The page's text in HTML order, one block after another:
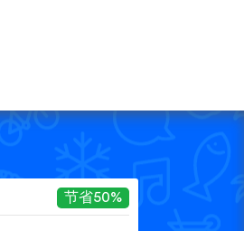
节省50%